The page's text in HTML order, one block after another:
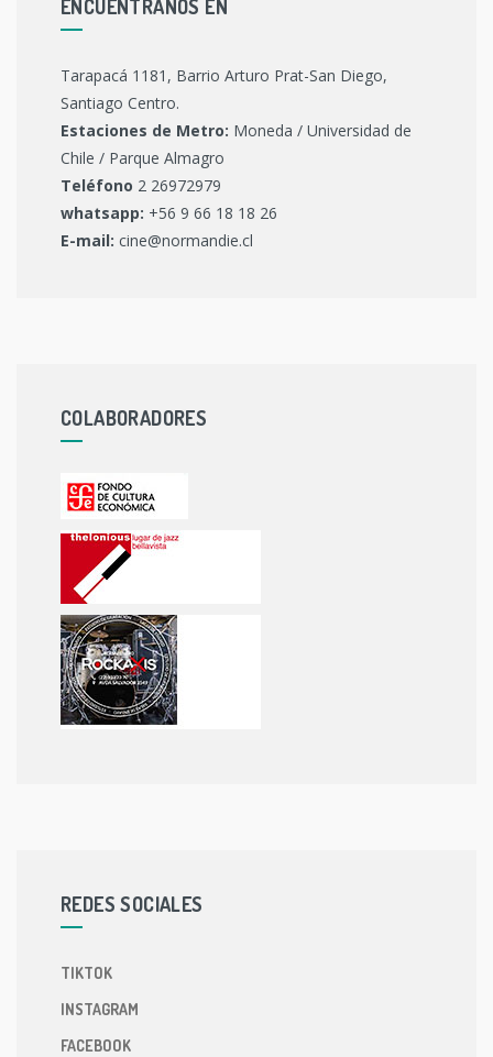
ENCUENTRANOS EN
Tarapacá 1181, Barrio Arturo Prat-San Diego,
Santiago Centro.
Estaciones de Metro: Moneda / Universidad de
Chile / Parque Almagro
Teléfono 2 26972979
whatsapp: +56 9 66 18 18 26
E-mail: cine@normandie.cl
COLABORADORES
REDES SOCIALES
TIKTOK
INSTAGRAM
FACEBOOK